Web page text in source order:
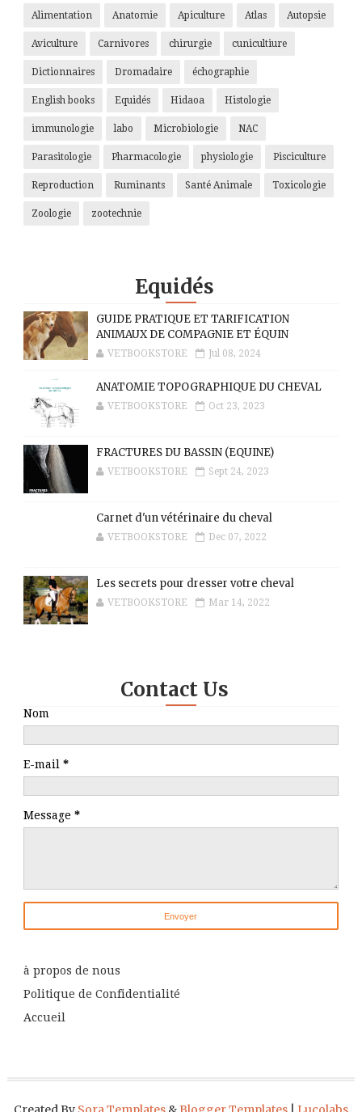
Alimentation Anatomie Apiculture Atlas Autopsie
Aviculture Carnivores chirurgie cunicultiure
Dictionnaires Dromadaire échographie
English books Equidés Hidaoa Histologie
immunologie labo Microbiologie NAC
Parasitologie Pharmacologie physiologie Pisciculture
Reproduction Ruminants Santé Animale Toxicologie
Zoologie zootechnie
Equidés
GUIDE PRATIQUE ET TARIFICATION
ANIMAUX DE COMPAGNIE ET ÉQUIN
VETBOOKSTORE Jul 08, 2024
ANATOMIE TOPOGRAPHIQUE DU CHEVAL
VETBOOKSTORE Oct 23, 2023
FRACTURES DU BASSIN (EQUINE)
VETBOOKSTORE Sept 24, 2023
Carnet d'un vétérinaire du cheval
VETBOOKSTORE Dec 07, 2022
Les secrets pour dresser votre cheval
VETBOOKSTORE Mar 14, 2022
Contact Us
Nom
E-mail *
Message *
à propos de nous
Politique de Confidentialité
Accueil